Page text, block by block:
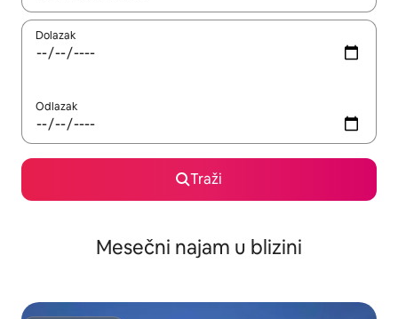
Dolazak
Odlazak
Traži
Mesečni najam u blizini